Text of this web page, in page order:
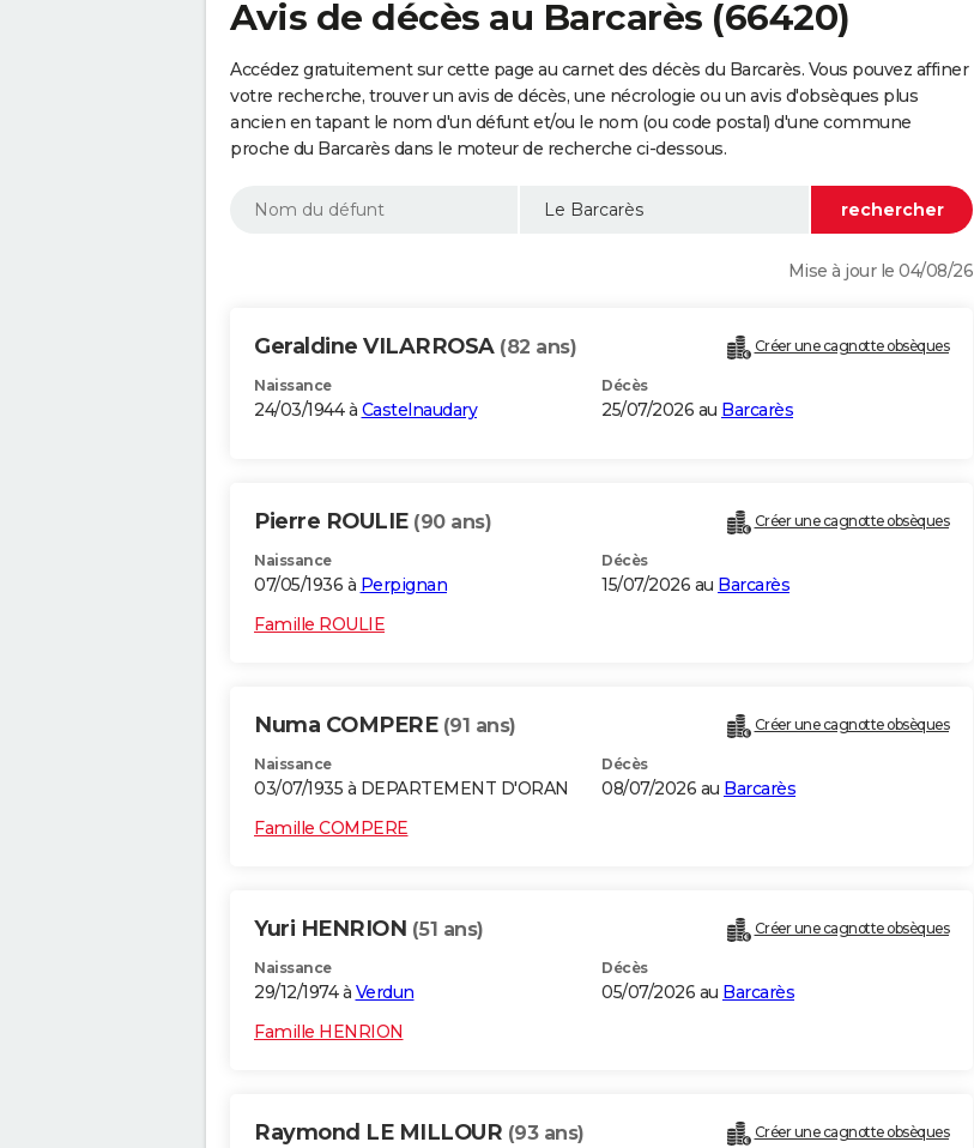
Avis de décès au Barcarès (66420)
Accédez gratuitement sur cette page au carnet des décès du Barcarès. Vous pouvez affiner
votre recherche, trouver un avis de décès, une nécrologie ou un avis d'obsèques plus
ancien en tapant le nom d'un défunt et/ou le nom (ou code postal) d'une commune
proche du Barcarès dans le moteur de recherche ci-dessous.
Mise à jour le 04/08/26
Geraldine VILARROSA (82 ans) Créer une cagnotte obsèques
Naissance
24/03/1944 à Castelnaudary
Décès
25/07/2026 au Barcarès
Pierre ROULIE (90 ans) Créer une cagnotte obsèques
Naissance
07/05/1936 à Perpignan
Décès
15/07/2026 au Barcarès
Famille ROULIE
Numa COMPERE (91 ans) Créer une cagnotte obsèques
Naissance
03/07/1935 à DEPARTEMENT D'ORAN
Décès
08/07/2026 au Barcarès
Famille COMPERE
Yuri HENRION (51 ans) Créer une cagnotte obsèques
Naissance
29/12/1974 à Verdun
Décès
05/07/2026 au Barcarès
Famille HENRION
Raymond LE MILLOUR (93 ans) Créer une cagnotte obsèques